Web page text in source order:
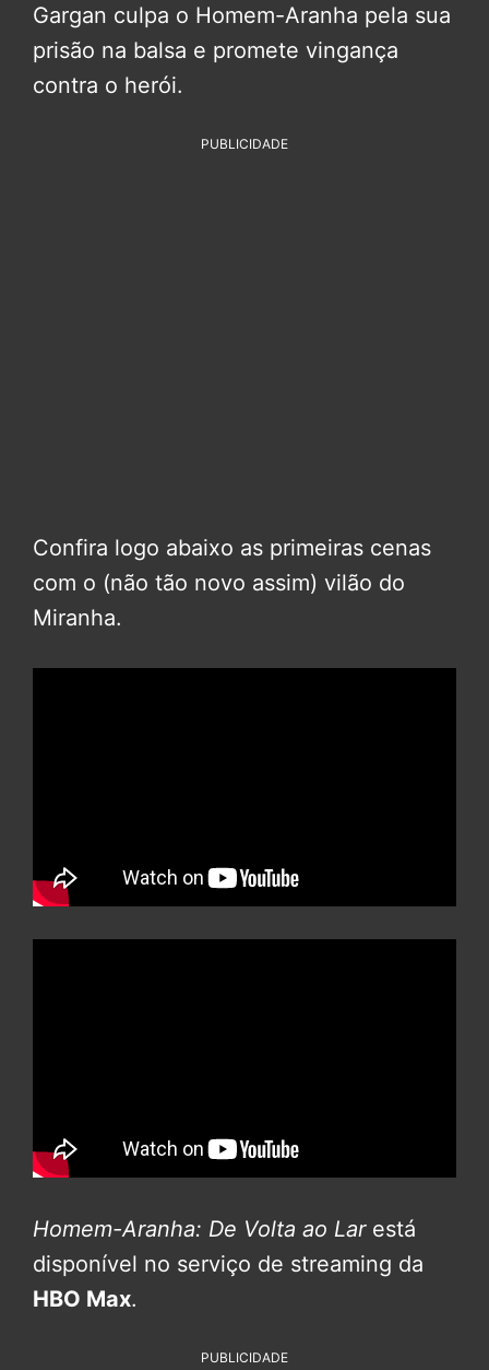
Gargan culpa o Homem-Aranha pela sua
prisão na balsa e promete vingança
contra o herói.
PUBLICIDADE
Confira logo abaixo as primeiras cenas
com o (não tão novo assim) vilão do
Miranha.
Homem-Aranha: De Volta ao Larestá
disponível no serviço de streaming da
HBO Max.
PUBLICIDADE